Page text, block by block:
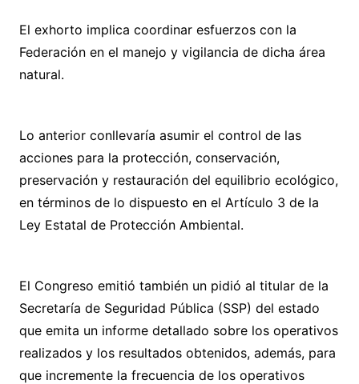
El exhorto implica coordinar esfuerzos con la
Federación en el manejo y vigilancia de dicha área
natural.
Lo anterior conllevaría asumir el control de las
acciones para la protección, conservación,
preservación y restauración del equilibrio ecológico,
en términos de lo dispuesto en el Artículo 3 de la
Ley Estatal de Protección Ambiental.
El Congreso emitió también un pidió al titular de la
Secretaría de Seguridad Pública (SSP) del estado
que emita un informe detallado sobre los operativos
realizados y los resultados obtenidos, además, para
que incremente la frecuencia de los operativos